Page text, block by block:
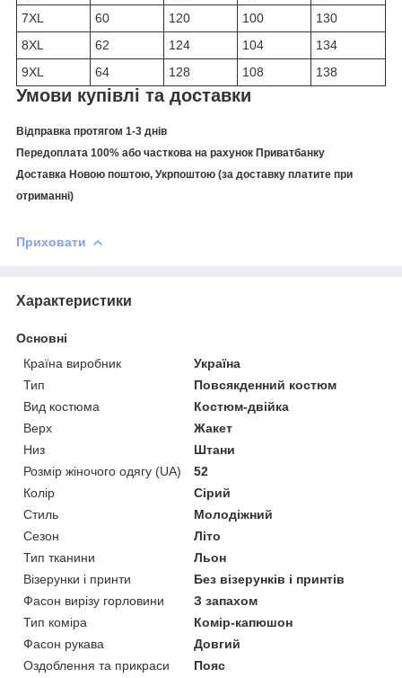
7XL
60 120 100
130
8XL
62 124 104
134
9XL
64 128 108 138
Умови купівлі та доставки
Відправка протягом 1-3 днів
Передоплата 100% або часткова на рахунок Приватбанку
Доставка Новою поштою, Укрпоштою (за доставку платите при
отриманні)
Приховати
Характеристики
Основні
Країна виробник
Україна
Тип
Повсякденний костюм
Вид костюма
Костюм-двійка
Верх
Жакет
Низ
Штани
Розмір жіночого одягу (UA)
52
Колір
Сірий
Стиль
Молодіжний
Сезон
Літо
Тип тканини
Льон
Візерунки і принти
Без візерунків і принтів
Фасон вирізу горловини
З запахом
Тип коміра
Комір-капюшон
Фасон рукава
Довгий
Оздоблення та прикраси
Пояс